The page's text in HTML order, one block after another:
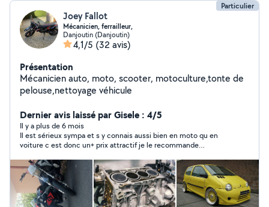
Particulier
Joey Fallot
Mécanicien, ferrailleur,
Danjoutin (Danjoutin)
4,1/5 (32 avis)
Présentation
Mécanicien auto, moto, scooter, motoculture,tonte de
pelouse,nettoyage véhicule
Dernier avis laissé par Gisele : 4/5
Il y a plus de 6 mois
Il est sérieux sympa et s y connais aussi bien en moto qu en
voiture c est donc un+ prix attractif je le recommande